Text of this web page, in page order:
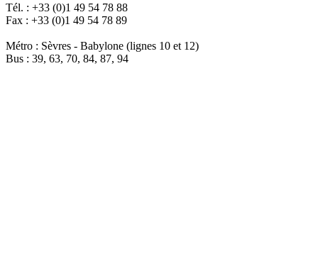
Tél. : +33 (0)1 49 54 78 88
Fax : +33 (0)1 49 54 78 89
Métro : Sèvres - Babylone (lignes 10 et 12)
Bus : 39, 63, 70, 84, 87, 94